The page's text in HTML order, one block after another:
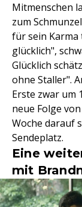
Mitmenschen
zum
für sein Karma
glücklich",
Glücklich
ohne Staller".
Erste zwar um
neue Folge
Woche darauf
Sendeplatz.
Eine
mit